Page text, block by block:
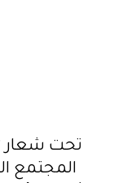
تحت شعار
المجتمع